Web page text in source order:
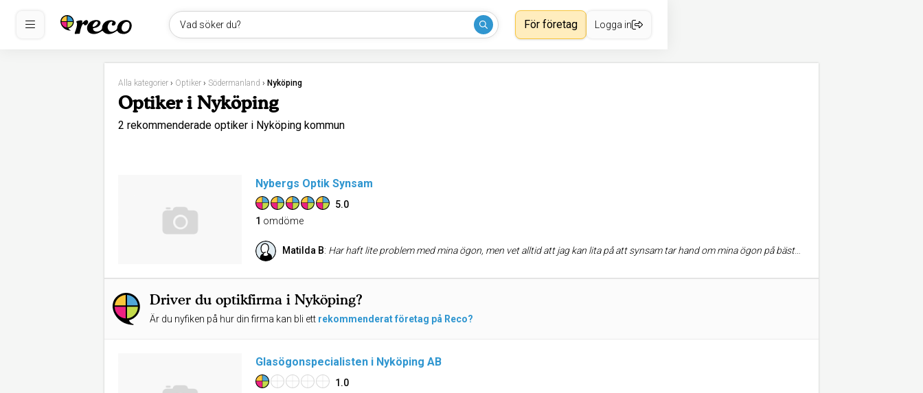
Vad söker du? För företag Logga in
Alla kategorier › Optiker › Södermanland › Nyköping
Optiker i Nyköping
2 rekommenderade optiker i Nyköping kommun
Nybergs Optik Synsam
5.0
1 omdöme
Matilda B: Har haft lite problem med mina ögon, men vet alltid att jag kan lita på att synsam tar hand om mina ögon på bästa sätt. Har varit hos en annan optiker tidigare och det var inget att lita på, därför kommer jag att vara synsam trogen. Har flyttat till Linköping och har även där blivit bra bemött av synsam.
Driver du optikfirma i Nyköping?
Är du nyfiken på hur din firma kan bli ett rekommenderat företag på Reco?
Glasögonspecialisten i Nyköping AB
1.0